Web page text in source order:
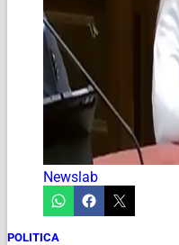
Newslab
POLITICA